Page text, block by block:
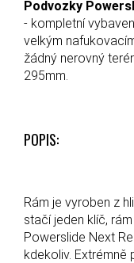
Podvozky
- kompletní
velkým
žádný nerovný
295mm.
POPIS:
Rám je vyroben z
stačí jeden klíč,
Powerslide Next
kdekoliv. Extrémně